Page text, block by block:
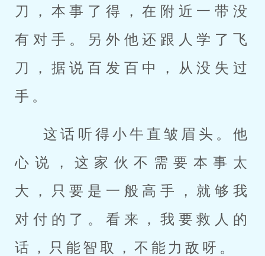
刀，本事了得，在附近一带没
有对手。另外他还跟人学了飞
刀，据说百发百中，从没失过
手。
这话听得小牛直皱眉头。他
心说，这家伙不需要本事太
大，只要是一般高手，就够我
对付的了。看来，我要救人的
话，只能智取，不能力敌呀。